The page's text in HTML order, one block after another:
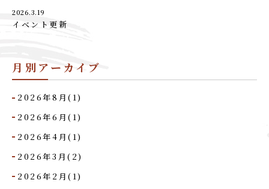
2026.3.19
イベント更新
月別アーカイブ
2026年8月(1)
2026年6月(1)
2026年4月(1)
2026年3月(2)
2026年2月(1)